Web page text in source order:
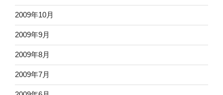
2009年10月
2009年9月
2009年8月
2009年7月